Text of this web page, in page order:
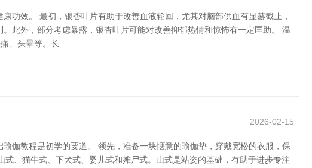
功效。 最初，银杏叶片有助于改善血液轮回，尤其对脑部供血有显赫截止，
此外，部分考虑暴露，银杏叶片可能对改善抑郁热情和惊怖有一定匡助。 温
、头晕等。长
2026-02-15
伽教程是初学的要道。 领先，准备一块惬意的瑜伽垫，穿戴宽松的衣服，保
、猫牛式、下犬式、婴儿式和摊尸式。山式是站姿的基础，有助于进步专注